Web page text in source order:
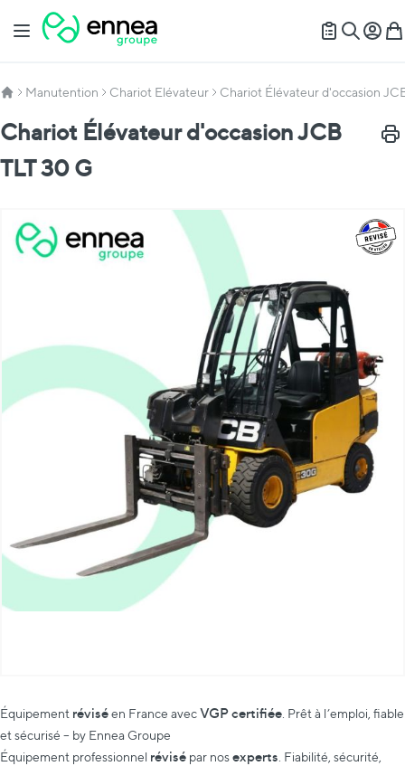
Allez au contenu
Basculer la navigation
Mon
Manutention Chariot Elévateur Chariot Élévateur d'occasion
Chariot Élévateur d'occasion JCB
TLT 30 G
Équipement réviséen France avecVGP certifiée . Prêt à l’emploi, fiable
et sécurisé – by Ennea Groupe
Équipement professionnel révisé par nosexperts . Fiabilité, sécurité,